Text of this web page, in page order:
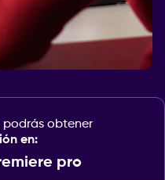
podrás obtener
en:
pro